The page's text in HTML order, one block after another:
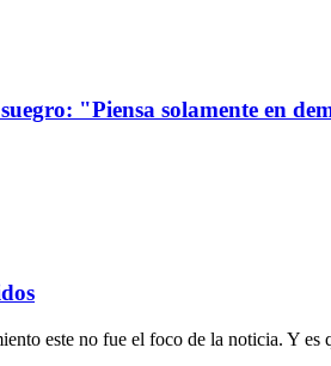
"Piensa solamente en
este no fue el foco de la noticia. Y es